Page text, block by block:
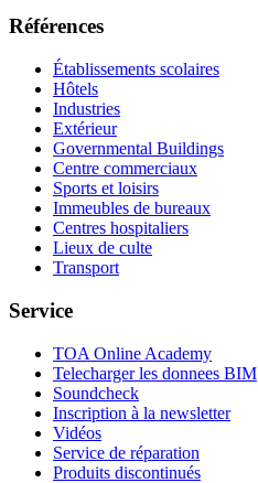
Références
Établissements scolaires
Hôtels
Industries
Extérieur
Governmental Buildings
Centre commerciaux
Sports et loisirs
Immeubles de bureaux
Centres hospitaliers
Lieux de culte
Transport
Service
TOA Online Academy
Telecharger les donnees BIM
Soundcheck
Inscription à la newsletter
Vidéos
Service de réparation
Produits discontinués